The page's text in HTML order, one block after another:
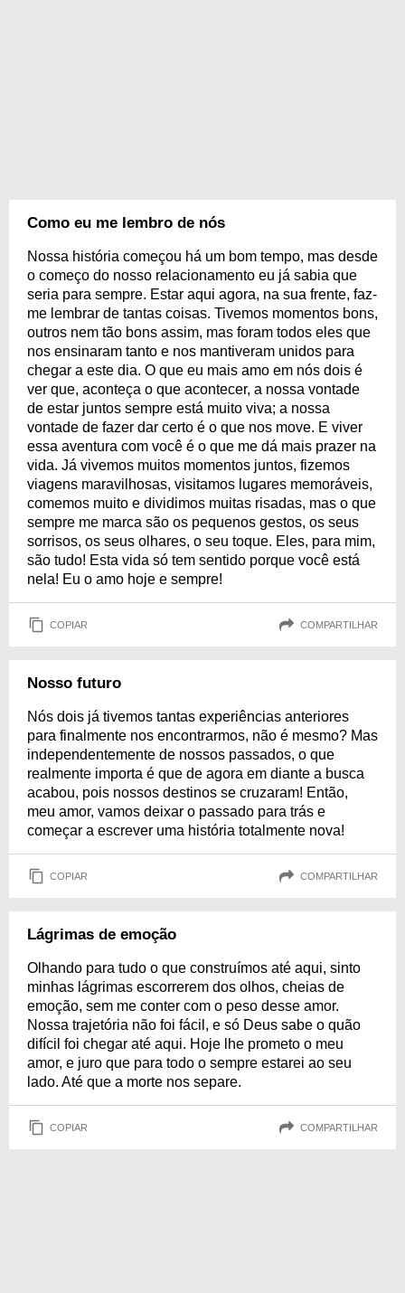
Como eu me lembro de nós
Nossa história começou há um bom tempo, mas desde
o começo do nosso relacionamento eu já sabia que
seria para sempre. Estar aqui agora, na sua frente, faz-
me lembrar de tantas coisas. Tivemos momentos bons,
outros nem tão bons assim, mas foram todos eles que
nos ensinaram tanto e nos mantiveram unidos para
chegar a este dia. O que eu mais amo em nós dois é
ver que, aconteça o que acontecer, a nossa vontade
de estar juntos sempre está muito viva; a nossa
vontade de fazer dar certo é o que nos move. E viver
essa aventura com você é o que me dá mais prazer na
vida. Já vivemos muitos momentos juntos, fizemos
viagens maravilhosas, visitamos lugares memoráveis,
comemos muito e dividimos muitas risadas, mas o que
sempre me marca são os pequenos gestos, os seus
sorrisos, os seus olhares, o seu toque. Eles, para mim,
são tudo! Esta vida só tem sentido porque você está
nela! Eu o amo hoje e sempre!
COPIAR COMPARTILHAR
Nosso futuro
Nós dois já tivemos tantas experiências anteriores
para finalmente nos encontrarmos, não é mesmo? Mas
independentemente de nossos passados, o que
realmente importa é que de agora em diante a busca
acabou, pois nossos destinos se cruzaram! Então,
meu amor, vamos deixar o passado para trás e
começar a escrever uma história totalmente nova!
COPIAR COMPARTILHAR
Lágrimas de emoção
Olhando para tudo o que construímos até aqui, sinto
minhas lágrimas escorrerem dos olhos, cheias de
emoção, sem me conter com o peso desse amor.
Nossa trajetória não foi fácil, e só Deus sabe o quão
difícil foi chegar até aqui. Hoje lhe prometo o meu
amor, e juro que para todo o sempre estarei ao seu
lado. Até que a morte nos separe.
COPIAR COMPARTILHAR